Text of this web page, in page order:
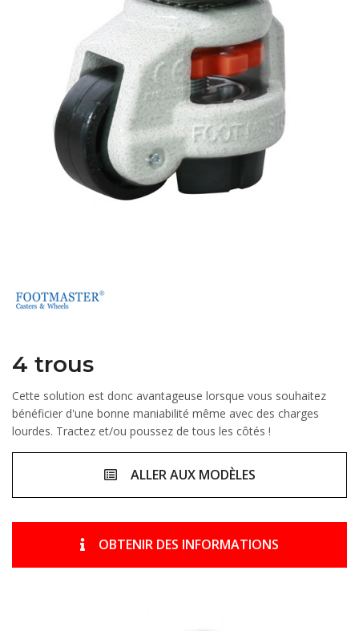
4 trous
Cette solution est donc avantageuse lorsque vous souhaitez
bénéficier d'une bonne maniabilité même avec des charges
lourdes. Tractez et/ou poussez de tous les côtés !
ALLER AUX MODÈLES
OBTENIR DES INFORMATIONS